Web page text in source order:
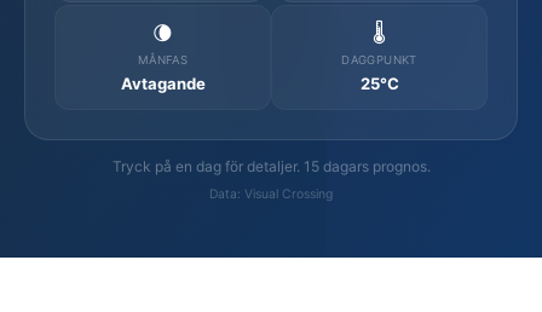
🌘
MÅNFAS
Avtagande
🌡️
DAGGPUNKT
25°C
Tryck på en dag för detaljer. 15 dagars prognos.
Data: Visual Crossing